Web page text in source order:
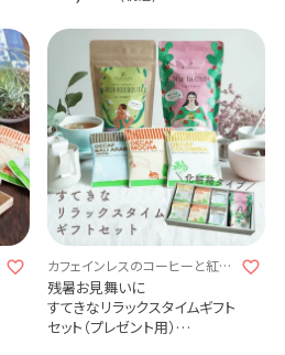
カフェインレスのコーヒーと紅茶
の詰め合わせセット おしゃれ
残暑お見舞いに
すてきなリラックスタイムギフト
セット（プレゼント用）